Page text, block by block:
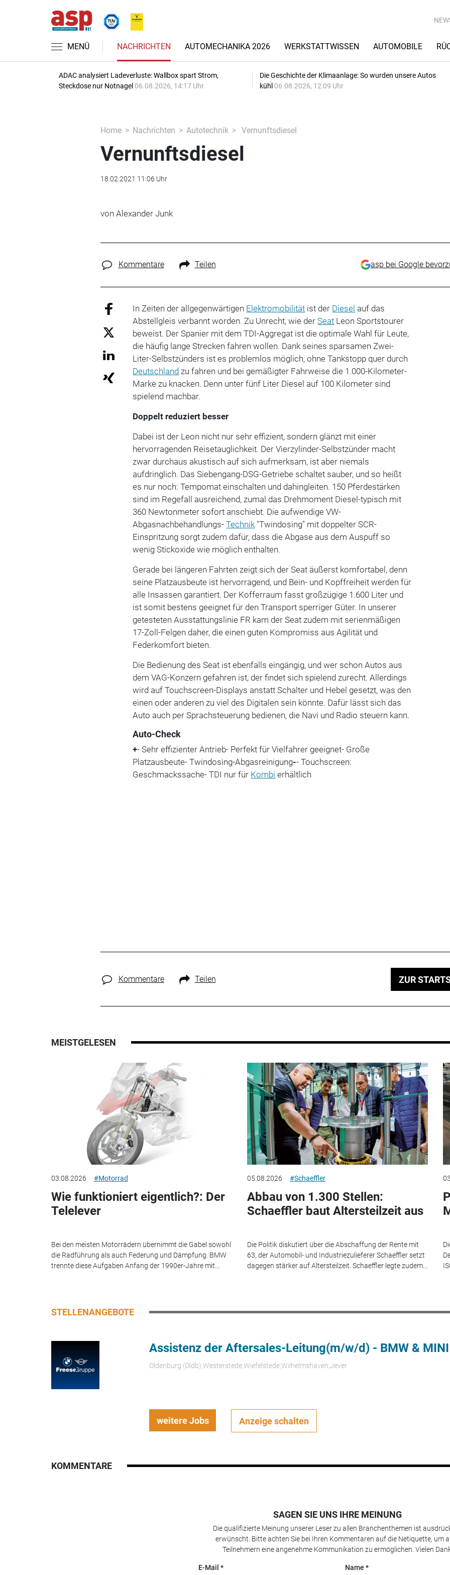
MENÜ NACHRICHTEN AUTOMECHANIKA 2026 WERKSTATTWISSEN AUTOMOBILE
ADAC analysiert Ladeverluste: Wallbox spart Strom,
Steckdose nur Notnagel 06.08.2026, 14:17 Uhr
Die Geschichte der Klimaanlage: So wurden unsere Autos
kühl 06.08.2026, 12:09 Uhr
Home Nachrichten Autotechnik Vernunftsdiesel
Vernunftsdiesel
18.02.2021 11:06 Uhr
von Alexander Junk
Kommentare Teilen asp bei Google
In Zeiten der allgegenwärtigen Elektromobilität ist der Diesel auf das
Abstellgleis verbannt worden. Zu Unrecht, wie derSeat Leon Sportstourer
beweist. Der Spanier mit dem TDI-Aggregat ist die optimale Wahl für Leute,
die häufig lange Strecken fahren wollen. Dank seines sparsamen Zwei-
Liter-Selbstzünders ist es problemlos möglich, ohne Tankstopp quer durch
Deutschland zu fahren und bei gemäßigter Fahrweise die 1.000-Kilometer-
Marke zu knacken. Denn unter fünf Liter Diesel auf 100 Kilometer sind
spielend machbar.
Doppelt reduziert besser
Dabei ist der Leon nicht nur sehr effizient, sondern glänzt mit einer
hervorragenden Reisetauglichkeit. Der Vierzylinder-Selbstzünder macht
zwar durchaus akustisch auf sich aufmerksam, ist aber niemals
aufdringlich. Das Siebengang-DSG-Getriebe schaltet sauber, und so heißt
es nur noch: Tempomat einschalten und dahingleiten. 150 Pferdestärken
sind im Regefall ausreichend, zumal das Drehmoment Diesel-typisch mit
360 Newtonmeter sofort anschiebt. Die aufwendige VW-
Abgasnachbehandlungs-Technik "Twindosing" mit doppelter SCR-
Einspritzung sorgt zudem dafür, dass die Abgase aus dem Auspuff so
wenig Stickoxide wie möglich enthalten.
Gerade bei längeren Fahrten zeigt sich der Seat äußerst komfortabel, denn
seine Platzausbeute ist hervorragend, und Bein- und Kopffreiheit werden für
alle Insassen garantiert. Der Kofferraum fasst großzügige 1.600 Liter und
ist somit bestens geeignet für den Transport sperriger Güter. In unserer
getesteten Ausstattungslinie FR kam der Seat zudem mit serienmäßigen
17-Zoll-Felgen daher, die einen guten Kompromiss aus Agilität und
Federkomfort bieten.
Die Bedienung des Seat ist ebenfalls eingängig, und wer schon Autos aus
dem VAG-Konzern gefahren ist, der findet sich spielend zurecht. Allerdings
wird auf Touchscreen-Displays anstatt Schalter und Hebel gesetzt, was den
einen oder anderen zu viel des Digitalen sein könnte. Dafür lässt sich das
Auto auch per Sprachsteuerung bedienen, die Navi und Radio steuern kann.
Auto-Check
+- Sehr effizienter Antrieb- Perfekt für Vielfahrer geeignet- Große
Platzausbeute- Twindosing-Abgasreinigung-- Touchscreen:
Geschmackssache- TDI nur für Kombi erhältlich
Kommentare Teilen ZUR
MEISTGELESEN
03.08.2026 #Motorrad
Wie funktioniert eigentlich?: Der
Telelever
Bei den meisten Motorrädern übernimmt die Gabel sowohl
die Radführung als auch Federung und Dämpfung. BMW
trennte diese Aufgaben Anfang der 1990er-Jahre mit...
05.08.2026 #Schaeffler
Abbau von 1.300 Stellen:
Schaeffler baut Altersteilzeit aus
Die Politik diskutiert über die Abschaffung der Rente mit
63, der Automobil- und Industriezulieferer Schaeffler setzt
dagegen stärker auf Altersteilzeit. Schaeffler legte zudem...
STELLENANGEBOTE
Assistenz der Aftersales-Leitung(m/w/d) - BMW & MINI
Oldenburg (Oldb);Westerstede;Wiefelstede;Wilhelmshaven;Jever
weitere Jobs Anzeige schalten
KOMMENTARE
SAGEN SIE UNS IHRE MEINUNG
Die qualifizierte Meinung unserer Leser zu allen Branchenthemen ist
erwünscht. Bitte achten Sie bei Ihren Kommentaren auf die Netiquette, um
Teilnehmern eine angenehme Kommunikation zu ermöglichen. Vielen
E-Mail Name